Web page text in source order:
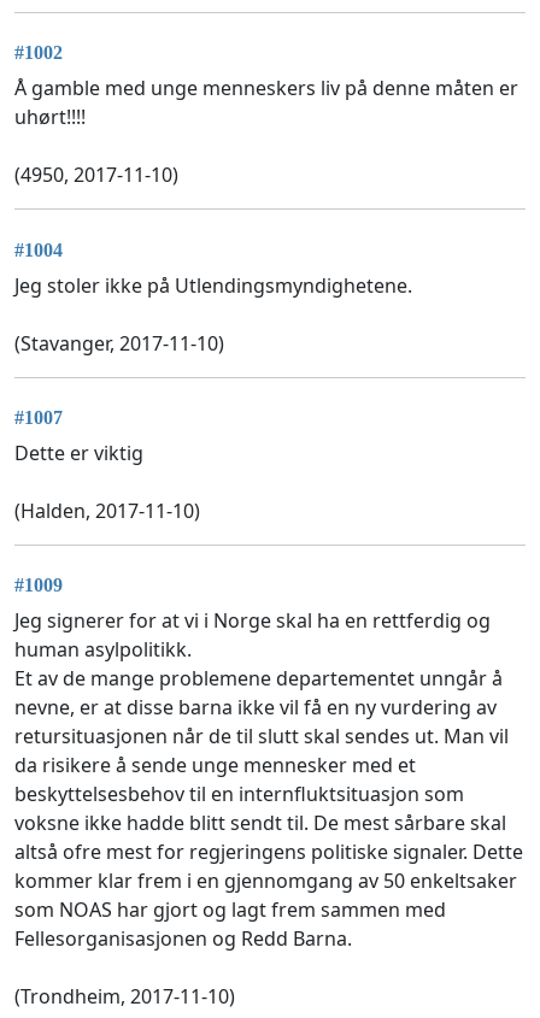
#1002
Å gamble med unge menneskers liv på denne måten er
uhørt!!!!
(4950, 2017-11-10)
#1004
Jeg stoler ikke på Utlendingsmyndighetene.
(Stavanger, 2017-11-10)
#1007
Dette er viktig
(Halden, 2017-11-10)
#1009
Jeg signerer for at vi i Norge skal ha en rettferdig og
human asylpolitikk.
Et av de mange problemene departementet unngår å
nevne, er at disse barna ikke vil få en ny vurdering av
retursituasjonen når de til slutt skal sendes ut. Man vil
da risikere å sende unge mennesker med et
beskyttelsesbehov til en internfluktsituasjon som
voksne ikke hadde blitt sendt til. De mest sårbare skal
altså ofre mest for regjeringens politiske signaler. Dette
kommer klar frem i en gjennomgang av 50 enkeltsaker
som NOAS har gjort og lagt frem sammen med
Fellesorganisasjonen og Redd Barna.
(Trondheim, 2017-11-10)